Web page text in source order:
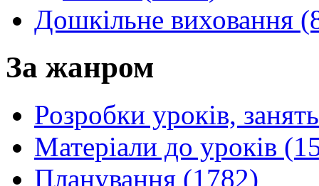
Дошкільне виховання
За жанром
Розробки уроків,
Матеріали до уроків
Планування (1782)